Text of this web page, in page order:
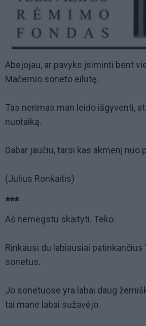
Abejojau, ar pavyks įsiminti bent
Mačernio soneto eilutę.
Tas nerimas man leido išgyventi,
nuotaiką.
Dabar jaučiu, tarsi kas akmenį nuo
(Julius Ronkaitis)
***
Aš nemėgstu skaityti. Teko.
Rinkausi du labiausiai
sonetus.
Jo sonetuose yra labai daug
tai mane labai sužavėjo.